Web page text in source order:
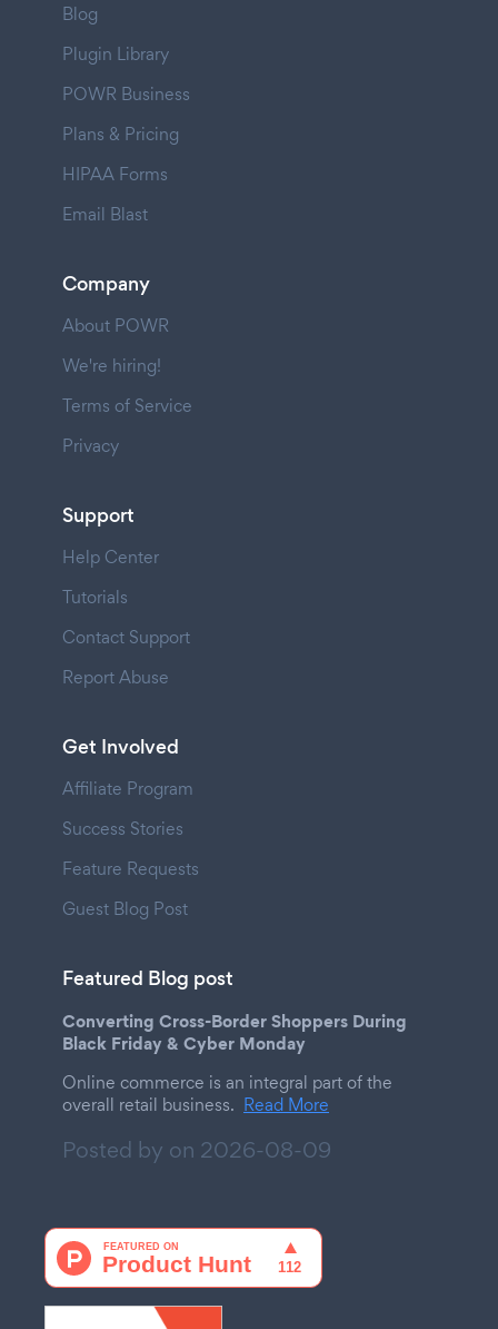
Blog
Plugin Library
POWR Business
Plans & Pricing
HIPAA Forms
Email Blast
Company
About POWR
We're hiring!
Terms of Service
Privacy
Support
Help Center
Tutorials
Contact Support
Report Abuse
Get Involved
Affiliate Program
Success Stories
Feature Requests
Guest Blog Post
Featured Blog post
Converting Cross-Border Shoppers During
Black Friday & Cyber Monday
Online commerce is an integral part of the
overall retail business. Read More
Posted by on 2026-08-09